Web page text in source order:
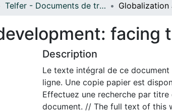
Telfer - Documents de travail // Telfer - Working Papers
facing
Description
Le texte intégral de ce
ligne. Une copie papier est
Effectuez une recherche par
document. // The full text of this